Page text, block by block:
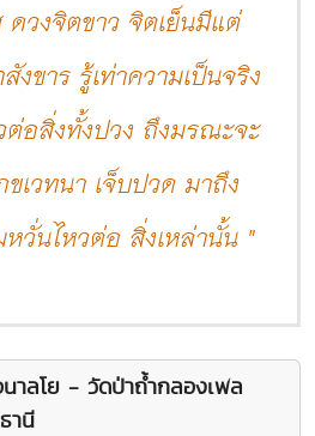
วงจิตขาว จิตเย็นมีแต่
งขาร รู้เท่าความเป็นจริง
ต่อสิ่งทั้งปวง ถึงมรณะจะ
เวทนา เจ็บปวด มาถึง
วั่นไหวต่อ สิ่งเหล่านั้น "
าลโย - วัดป่าถ้ำกลองเพล
านี